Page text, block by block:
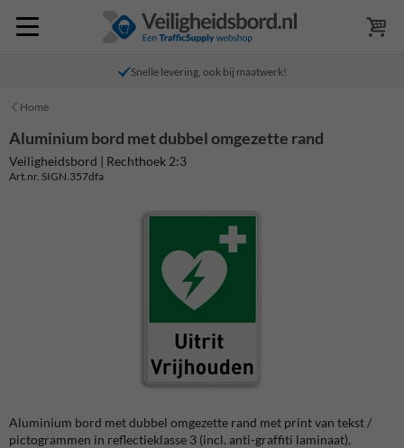
Snelle levering, ook bij maatwerk!
Home
Aluminium bord met dubbel omgezette rand
Veiligheidsbord | Rechthoek 2:3
Art.nr. SIGN.357dfa
Aluminium bord met dubbel omgezette rand met print van tekst /
pictogrammen in reflectieklasse 3 (incl. anti-graffiti laminaat).